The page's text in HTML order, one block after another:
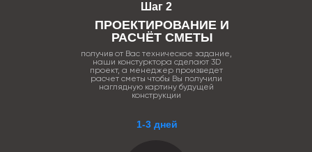
1-3 дней
Шаг 2
ПРОЕКТИРОВАНИЕ И
РАСЧЁТ СМЕТЫ
получив от Вас техническое задание,
наши констурктора сделают 3D
проект, а менеджер произведет
расчет сметы чтобы Вы получили
наглядную картину будущей
конструкции